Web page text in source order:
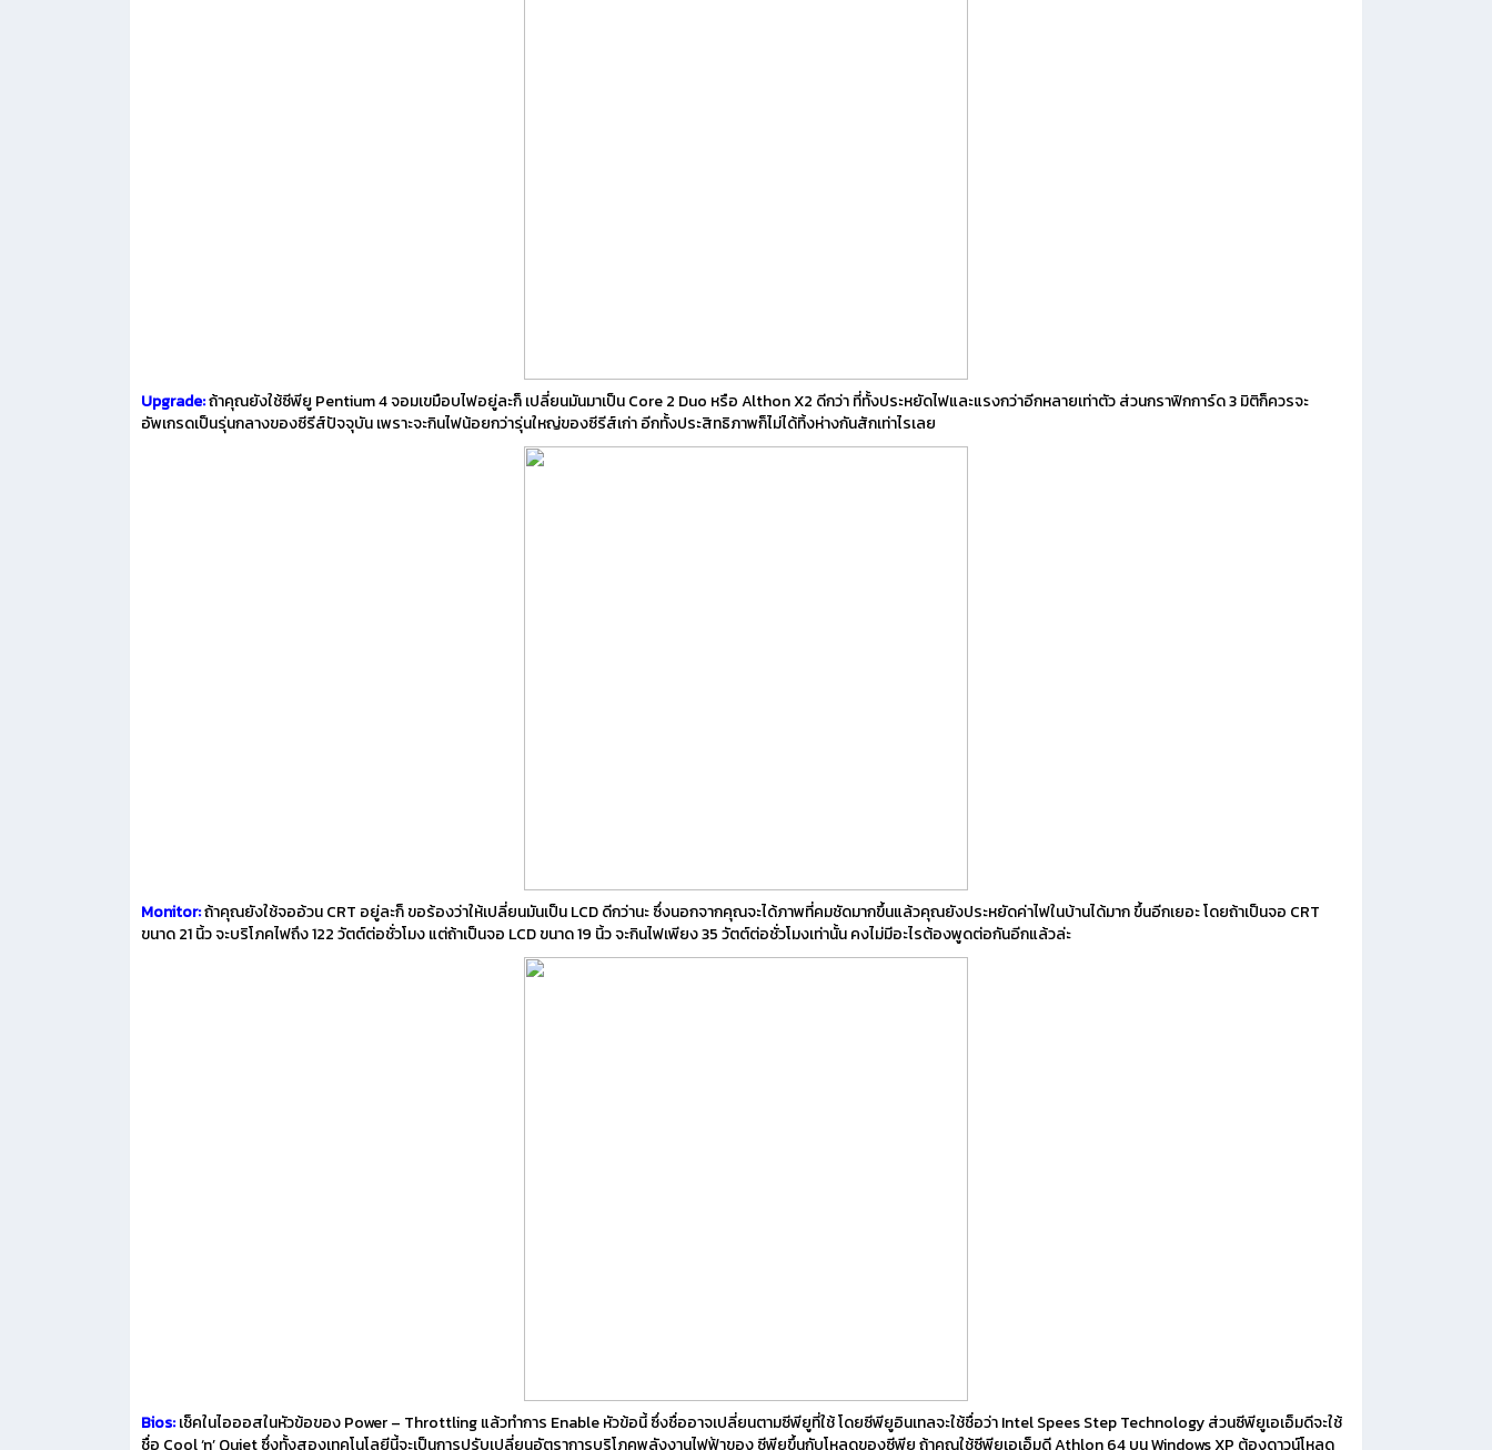
Upgrade:ถ้าคุณยังใช้ซีพียู Pentium 4 จอมเขมือบไฟอยู่ละก็ เปลี่ยนมันมาเป็น Core 2 Duo หรือ Althon X2 ดีกว่า ที่ทั้งประหยัดไฟและแรงกว่าอีกหลายเท่าตัว ส่วนกราฟิกการ์ด 3 มิติก็ควรจะ
อัพเกรดเป็นรุ่นกลางของซีรีส์ปัจจุบัน เพราะจะกินไฟน้อยกว่ารุ่นใหญ่ของซีรีส์เก่า อีกทั้งประสิทธิภาพก็ไม่ได้ทิ้งห่างกันสักเท่าไรเลย
Monitor:ถ้าคุณยังใช้จออ้วน CRT อยู่ละก็ ขอร้องว่าให้เปลี่ยนมันเป็น LCD ดีกว่านะ ซึ่งนอกจากคุณจะได้ภาพที่คมชัดมากขึ้นแล้วคุณยังประหยัดค่าไฟในบ้านได้มาก ขึ้นอีกเยอะ โดยถ้าเป็นจอ CRT
ขนาด 21 นิ้ว จะบริโภคไฟถึง 122 วัตต์ต่อชั่วโมง แต่ถ้าเป็นจอ LCD ขนาด 19 นิ้ว จะกินไฟเพียง 35 วัตต์ต่อชั่วโมงเท่านั้น คงไม่มีอะไรต้องพูดต่อกันอีกแล้วล่ะ
Bios:เช็คในไอออสในหัวข้อของ Power – Throttling แล้วทำการ Enable หัวข้อนี้ ซึ่งชื่ออาจเปลี่ยนตามซีพียูที่ใช้ โดยซีพียูอินเทลจะใช้ชื่อว่า Intel Spees Step Technology ส่วนซีพียูเอเอ็มดีจะใช้
ชื่อ Cool ‘n’ Quiet ซึ่งทั้งสองเทคโนโลยีนี้จะเป็นการปรับเปลี่ยนอัตราการบริโภคพลังงานไฟฟ้าของ ซีพียูขึ้นกับโหลดของซีพียู ถ้าคุณใช้ซีพียูเอเอ็มดี Athlon 64 บน Windows XP ต้องดาวน์โหลด